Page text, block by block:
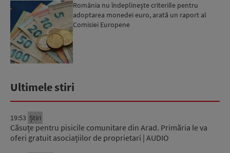
România nu îndeplinește criteriile pentru
adoptarea monedei euro, arată un raport al
Comisiei Europene
Ultimele stiri
19:53 Știri
Căsuțe pentru pisicile comunitare din Arad. Primăria le va
oferi gratuit asociațiilor de proprietari | AUDIO